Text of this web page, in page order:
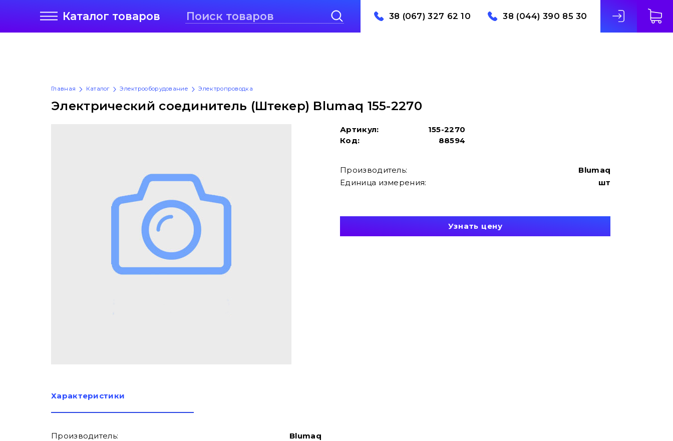
Каталог товаров 38 (067) 327 62 10 38 (044) 390 85 30
Главная Каталог Электрооборудование Электропроводка
Электрический соединитель (Штекер) Blumaq 155-2270
Артикул:
155-2270
Код:
88594
Производитель:
Blumaq
Единица измерения:
шт
Узнать цену
Характеристики
Производитель: Blumaq